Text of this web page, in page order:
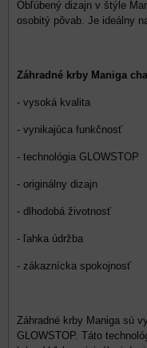
Obľúbený dizajn v štýle
osobitý pôvab. Je ideálny
Záhradné krby Maniga
- vysoká kvalita
- vynikajúca funkčnosť
- technológia GLOWSTOP
- originálny dizajn
- dlhodobá životnosť
- ľahka údržba
- zákaznícka spokojnosť
Záhradné krby Maniga sú
GLOWSTOP. Táto